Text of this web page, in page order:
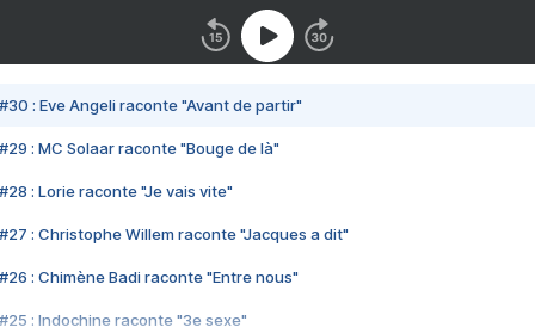
#30 : Eve Angeli raconte "Avant de partir"
#29 : MC Solaar raconte "Bouge de là"
#28 : Lorie raconte "Je vais vite"
#27 : Christophe Willem raconte "Jacques a dit"
#26 : Chimène Badi raconte "Entre nous"
#25 : Indochine raconte "3e sexe"